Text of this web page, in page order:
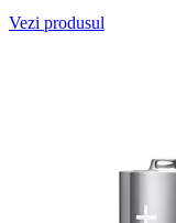
Vezi produsul